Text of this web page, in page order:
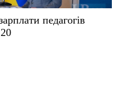
педагогів